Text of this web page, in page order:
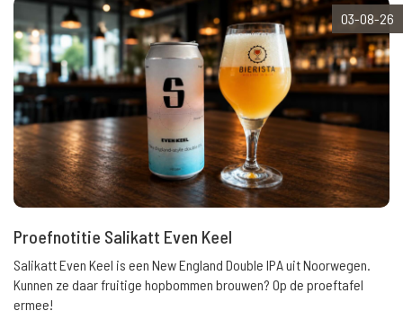
03-08-26
Proefnotitie Salikatt Even Keel
Salikatt Even Keel is een New England Double IPA uit Noorwegen.
Kunnen ze daar fruitige hopbommen brouwen? Op de proeftafel
ermee!